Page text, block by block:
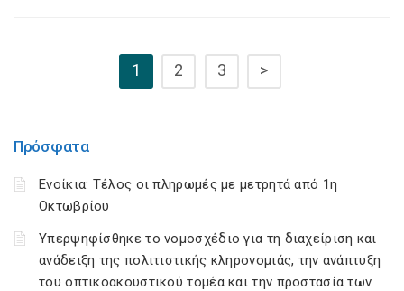
1 2 3 >
Πρόσφατα
Ενοίκια: Τέλος οι πληρωμές με μετρητά από 1η
Οκτωβρίου
Υπερψηφίσθηκε το νομοσχέδιο για τη διαχείριση και
ανάδειξη της πολιτιστικής κληρονομιάς, την ανάπτυξη
του οπτικοακουστικού τομέα και την προστασία των